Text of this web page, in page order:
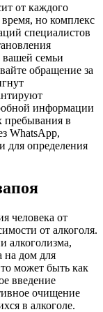
от каждого
время, но комплекс
специалистов
семьи
обращение за
информации
пребывания в
WhatsApp,
для определения
человека от
от алкоголя.
алкоголизма,
на дом для
может быть как
введение
очищение
в алкоголе.